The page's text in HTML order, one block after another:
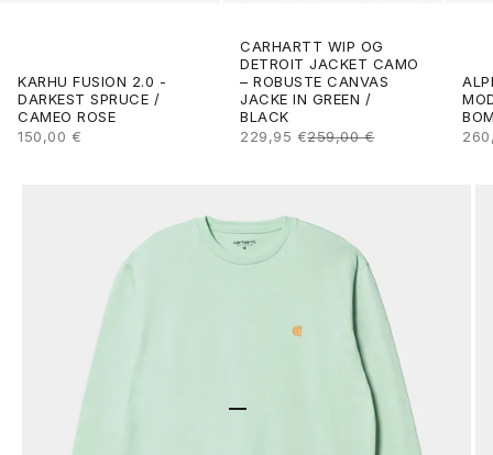
KARHU FUSION 2.0 -
DARKEST SPRUCE /
CAMEO ROSE
ANGEBOT
150,00 €
CARHARTT WIP OG
DETROIT JACKET CAMO
– ROBUSTE CANVAS
JACKE IN GREEN /
BLACK
ANGEBOT
229,95 €REGULÄRER PREIS
259,00 €
GEHE ZU ELEMENT 2
GEHE ZU ELEMENT 3